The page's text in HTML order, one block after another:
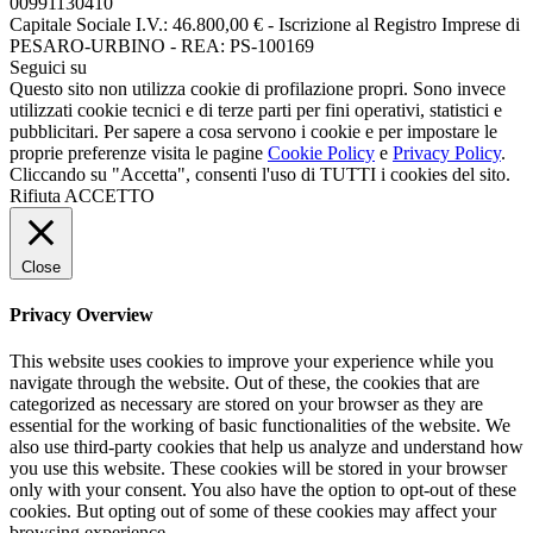
Capitale Sociale I.V.: 46.800,00 € - Iscrizione al Registro Imprese di
PESARO-URBINO - REA: PS-100169
Seguici su
Questo sito non utilizza cookie di profilazione propri. Sono invece
utilizzati cookie tecnici e di terze parti per fini operativi, statistici e
pubblicitari. Per sapere a cosa servono i cookie e per impostare le
proprie preferenze visita le pagine Cookie Policy e Privacy Policy.
Cliccando su "Accetta", consenti l'uso di TUTTI i cookies del sito.
Rifiuta ACCETTO
Close
Privacy Overview
This website uses cookies to improve your experience while you
navigate through the website. Out of these, the cookies that are
categorized as necessary are stored on your browser as they are
essential for the working of basic functionalities of the website. We
also use third-party cookies that help us analyze and understand how
you use this website. These cookies will be stored in your browser
only with your consent. You also have the option to opt-out of these
cookies. But opting out of some of these cookies may affect your